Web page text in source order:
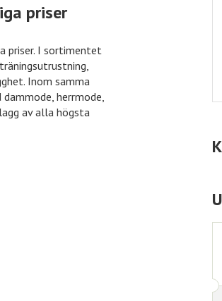
priser
priser. I sortimentet
Inom samma
herrmode,
av alla högsta